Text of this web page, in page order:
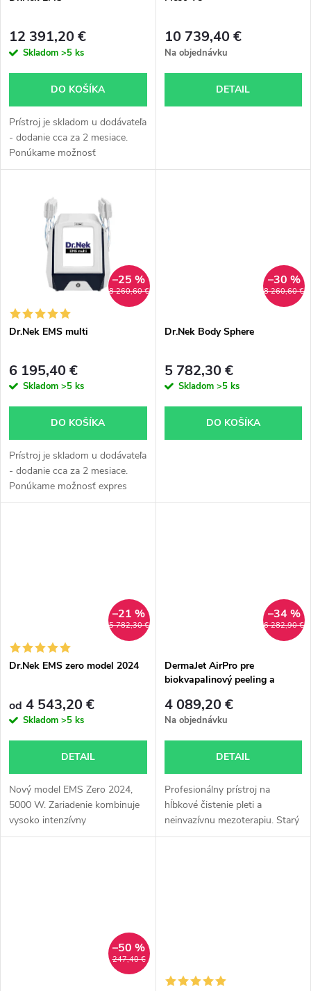
e
p
r
o
d
v
p
r
d
u
v
12 391,20 €
Skladom >5 ks
DO KOŠÍKA
Prístroj je skladom u dodávateľa
- dodanie cca za 2 mesiace.
Ponúkame možnosť
expresného dodania - letecky,
dohody, dodanie cca 3 týždne.
10 739,40 €
Na objednávku
DETAIL
8 260,60 €
–25 %
Dr.Nek EMS multi
6 195,40 €
Skladom >5 ks
DO KOŠÍKA
Prístroj je skladom u dodávateľa
- dodanie cca za 2 mesiace.
Ponúkame možnosť expres
dodania - letecky, kalkulácia
8 260,60 €
–30 %
Dr.Nek Body Sphere
5 782,30 €
Skladom >5 ks
DO KOŠÍKA
5 782,30 €
–21 %
Dr.Nek EMS zero model 2024
od 4 543,20 €
Skladom >5 ks
DETAIL
Nový model EMS Zero 2024,
5000 W. Zariadenie kombinuje
vysoko intenzívny
elektromagnetický svalový
6 282,90 €
–34 %
DermaJet AirPro pre
biokvapalinový peeling a
4 089,20 €
Na objednávku
DETAIL
Profesionálny prístroj na
hĺbkové čistenie pleti a
neinvazívnu mezoterapiu. Starý
necelé 2 roky, s certifikáciou a
247,40 €
–50 %